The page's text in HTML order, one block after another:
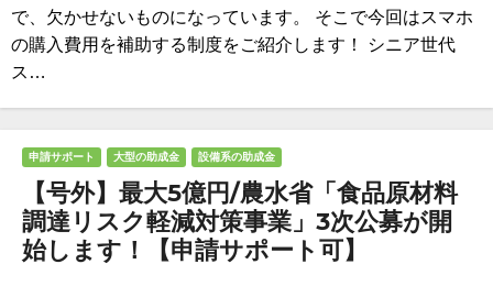
で、欠かせないものになっています。 そこで今回はスマホ
の購入費用を補助する制度をご紹介します！ シニア世代
ス…
申請サポート 大型の助成金 設備系の助成金
【号外】最大5億円/農水省「食品原材料
調達リスク軽減対策事業」3次公募が開
始します！【申請サポート可】